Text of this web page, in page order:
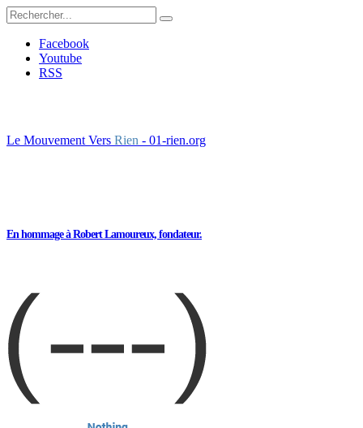
Facebook
Youtube
RSS
Le Mouvement Vers Rien - 01-rien.org
En hommage à Robert Lamoureux, fondateur.